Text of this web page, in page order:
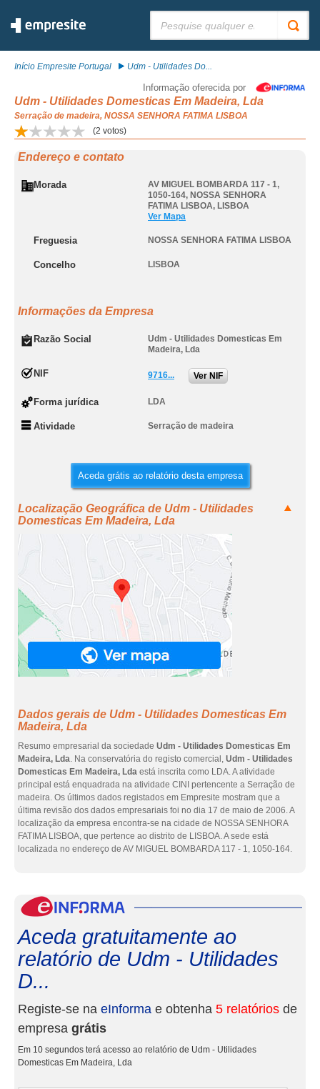
Início Empresite Portugal Udm - Utilidades Do...
Informação oferecida por
Udm - Utilidades Domesticas Em Madeira, Lda
Serração de madeira, NOSSA SENHORA FATIMA LISBOA
(2 votos)
Endereço e contato
Morada
AV MIGUEL BOMBARDA 117 - 1,
1050-164, NOSSA SENHORA
FATIMA LISBOA, LISBOA
Ver Mapa
Freguesia NOSSA SENHORA FATIMA LISBOA
Concelho LISBOA
Informações da Empresa
Razão Social
Udm - Utilidades Domesticas Em
Madeira, Lda
NIF 9716... Ver NIF
Forma jurídica LDA
Atividade Serração de madeira
Aceda grátis ao relatório desta empresa
Localização Geográfica de Udm - Utilidades
Domesticas Em Madeira, Lda
Dados gerais de Udm - Utilidades Domesticas Em
Madeira, Lda
Resumo empresarial da sociedade Udm - Utilidades Domesticas Em
Madeira, Lda. Na conservatória do registo comercial, Udm - Utilidades
Domesticas Em Madeira, Lda está inscrita como LDA. A atividade
principal está enquadrada na atividade CINI pertencente a Serração de
madeira. Os últimos dados registados em Empresite mostram que a
última revisão dos dados empresariais foi no dia 17 de maio de 2006. A
localização da empresa encontra-se na cidade de NOSSA SENHORA
FATIMA LISBOA, que pertence ao distrito de LISBOA. A sede está
localizada no endereço de AV MIGUEL BOMBARDA 117 - 1, 1050-164.
Aceda gratuitamente ao
relatório de Udm - Utilidades
D...
Registe-se na eInforma e obtenha 5 relatórios de
empresa grátis
Em 10 segundos terá acesso ao relatório de Udm - Utilidades
Domesticas Em Madeira, Lda